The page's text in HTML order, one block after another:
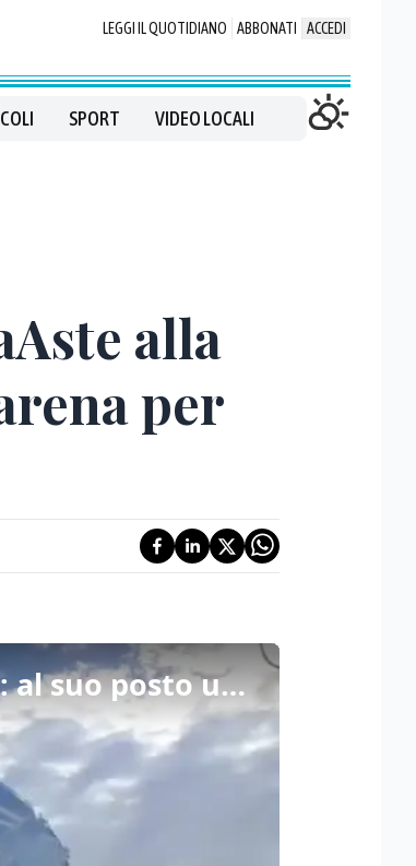
LEGGI IL QUOTIDIANO ABBONATI ACCEDI
SPORT VIDEO LOCALI
alla
per
Iniziati i lavori di demolizione del PalaAste alla Fiera di Udine: al suo posto una maxi arena per concerti ed eventi